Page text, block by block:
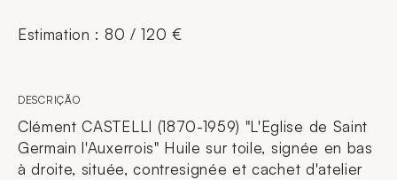
Estimation : 80 / 120 €
DESCRIÇÃO
Clément CASTELLI (1870-1959) "L'Eglise de Saint
Germain l'Auxerrois" Huile sur toile, signée en bas
à droite, située, contresignée et cachet d'atelier